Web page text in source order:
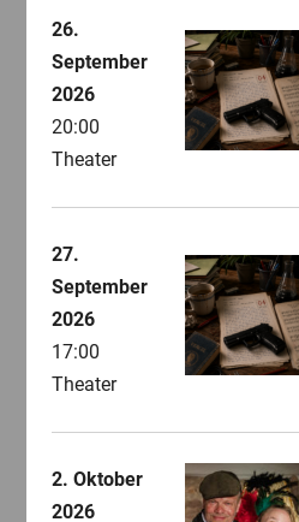
26.
September
2026
20:00
Theater
27.
September
2026
17:00
Theater
2. Oktober
2026